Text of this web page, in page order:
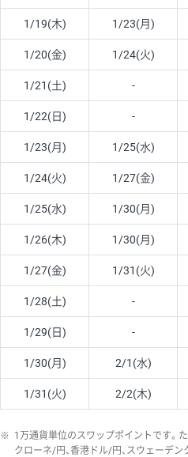
1/19(木) 1/23(月)
1/20(金) 1/24(火)
1/21(土) -
1/22(日) -
1/23(月) 1/25(水)
1/24(火) 1/27(金)
1/25(水) 1/30(月)
1/26(木) 1/30(月)
1/27(金) 1/31(火)
1/28(土) -
1/29(日) -
1/30(月) 2/1(水)
1/31(火) 2/2(木)
※ 1万通貨単位のスワップポイントです。
クローネ/円、香港ドル/円、スウェーデ